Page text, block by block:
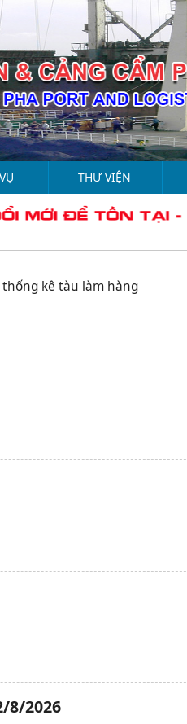
THƯ VIỆN
thống kê tàu làm hàng
8/2026